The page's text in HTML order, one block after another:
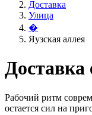
Доставка
Улица
�
Яузская аллея
Доставка
Рабочий ритм
остается сил на